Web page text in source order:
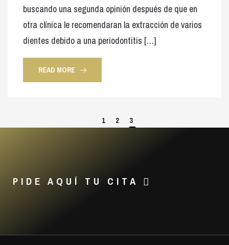
buscando una segunda opinión después de que en
otra clínica le recomendaran la extracción de varios
dientes debido a una periodontitis […]
READ MORE
1 2 3
PIDE AQUÍ TU CITA